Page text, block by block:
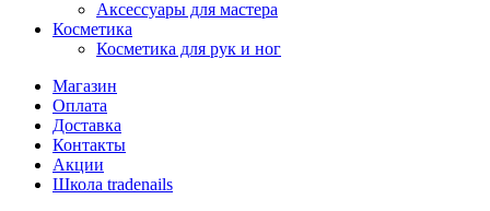
Аксессуары для мастера
Косметика
Косметика для рук и ног
Магазин
Оплата
Доставка
Контакты
Акции
Школа tradenails